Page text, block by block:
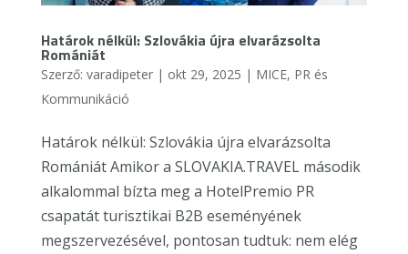
Határok nélkül: Szlovákia újra elvarázsolta
Romániát
Szerző: varadipeter| okt 29, 2025 | MICE, PR és
Kommunikáció
Határok nélkül: Szlovákia újra elvarázsolta
Romániát Amikor a SLOVAKIA.TRAVEL második
alkalommal bízta meg a HotelPremio PR
csapatát turisztikai B2B eseményének
megszervezésével, pontosan tudtuk: nem elég